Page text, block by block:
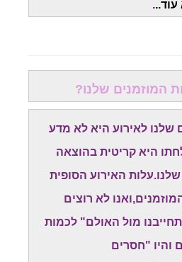
.
המוזמנים שלנו?
שלנו לאירוע היא לא מדע
היא קריטית בהוצאה
האירוע הסופית
לא רוצים
מול האולם" לכמות
והיו "חסרים